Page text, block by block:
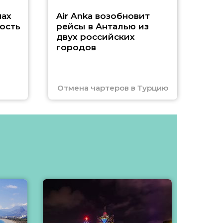
Air Anka возобновит
рейсы в Анталью из
двух российских
городов
Отмена чартеров в Турцию